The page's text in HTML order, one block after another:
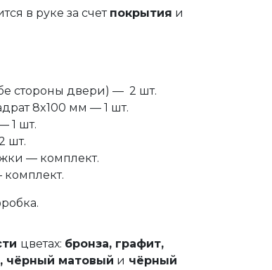
в руке за счет покрытия и
стороны двери) — 2 шт.
8x100 мм — 1 шт.
1 шт.
шт.
— комплект.
цветах: бронза, графит,
чёрный матовый и чёрный